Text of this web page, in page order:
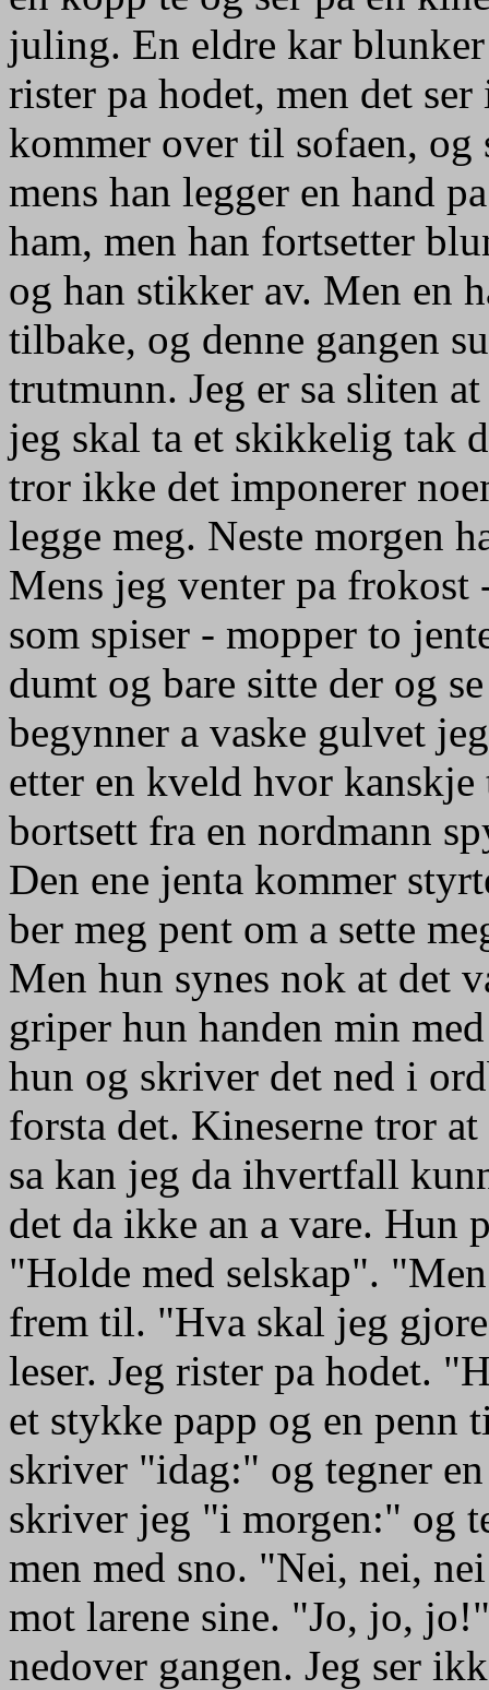
juling. En eldre kar
rister pa hodet, men det
kommer over til sofaen, og
mens han legger en hand
ham, men han fortsetter
og han stikker av. Men en
tilbake, og denne gangen
trutmunn. Jeg er sa sliten
jeg skal ta et skikkelig tak
tror ikke det imponerer
legge meg. Neste morgen
Mens jeg venter pa frokost
som spiser - mopper to
dumt og bare sitte der og
begynner a vaske gulvet
etter en kveld hvor kanskje
bortsett fra en nordmann
Den ene jenta kommer
ber meg pent om a sette
Men hun synes nok at det
griper hun handen min
hun og skriver det ned i
forsta det. Kineserne tror
sa kan jeg da ihvertfall
det da ikke an a vare. Hun
"Holde med selskap".
frem til. "Hva skal jeg
leser. Jeg rister pa hodet.
et stykke papp og en penn
skriver "idag:" og tegner
skriver jeg "i morgen:" og
men med sno. "Nei, nei,
mot larene sine. "Jo, jo,
nedover gangen. Jeg ser